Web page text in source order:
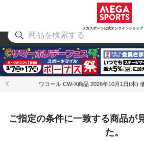
メガスポーツ公式オンラインショップ
アウトドア
ワコール CW-X商品 2026年10月1日(木)
ご指定の条件に一致する商品が
た。